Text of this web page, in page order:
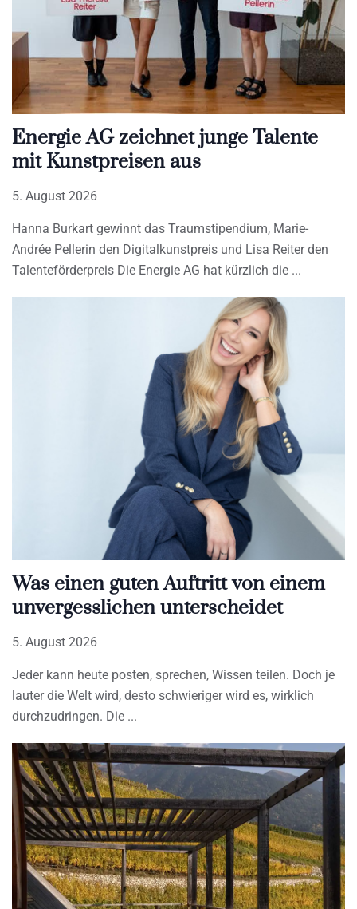
Energie AG zeichnet junge Talente
mit Kunstpreisen aus
5. August 2026
Hanna Burkart gewinnt das Traumstipendium, Marie-
Andrée Pellerin den Digitalkunstpreis und Lisa Reiter den
Talenteförderpreis Die Energie AG hat kürzlich die
Was einen guten Auftritt von einem
unvergesslichen unterscheidet
5. August 2026
Jeder kann heute posten, sprechen, Wissen teilen. Doch je
lauter die Welt wird, desto schwieriger wird es, wirklich
durchzudringen. Die